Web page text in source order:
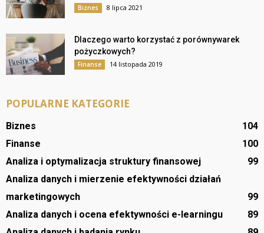
Biznes 8 lipca 2021
Dlaczego warto korzystać z porównywarek
pożyczkowych?
Finanse 14 listopada 2019
POPULARNE KATEGORIE
Biznes
104
Finanse
100
Analiza i optymalizacja struktury finansowej
99
Analiza danych i mierzenie efektywności działań
marketingowych
99
Analiza danych i ocena efektywności e-learningu
89